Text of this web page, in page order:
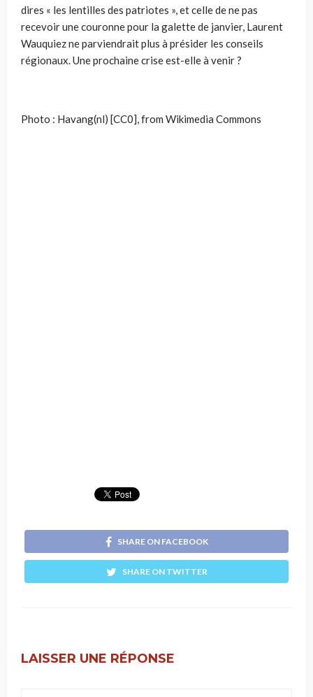
dires « les lentilles des patriotes », et celle de ne pas
recevoir une couronne pour la galette de janvier, Laurent
Wauquiez ne parviendrait plus à présider les conseils
régionaux. Une prochaine crise est-elle à venir ?
Photo : Havang(nl) [CC0], from Wikimedia Commons
SHARE ON FACEBOOK
SHARE ON TWITTER
LAISSER UNE RÉPONSE